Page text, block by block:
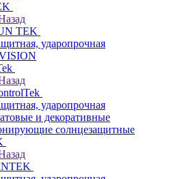
TEK
ударопрочная
ударопрочная
и декоративные
солнцезащитные